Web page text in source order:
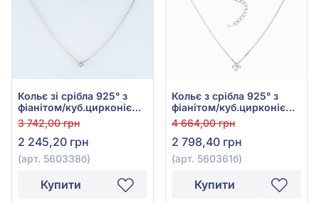
Кольє зі срібла 925° з
фіанітом/куб.цирконієм,
арт. 560338б
3 742,00 грн
2 245,20 грн
(арт. 560338б)
Купити
Кольє з срібла 925° з
фіанітом/куб.цирконієм,
арт. 560361б
4 664,00 грн
2 798,40 грн
(арт. 560361б)
Купити